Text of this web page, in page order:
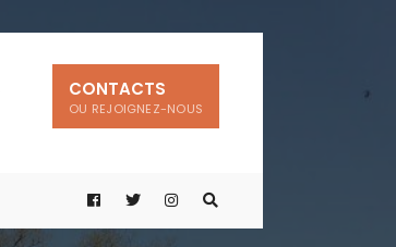
CONTACTS
OU REJOIGNEZ-NOUS